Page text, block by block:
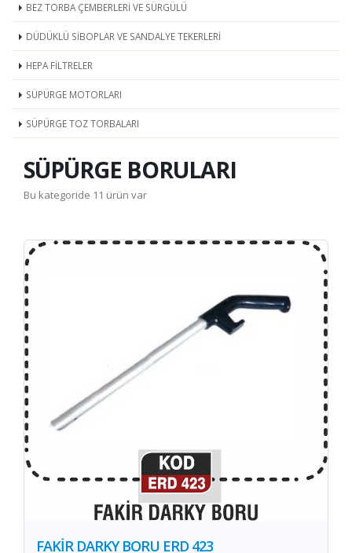
BEZ TORBA ÇEMBERLERİ VE SÜRGÜLÜ
DÜDÜKLÜ SİBOPLAR VE SANDALYE TEKERLERİ
HEPA FİLTRELER
SÜPÜRGE MOTORLARI
SÜPÜRGE TOZ TORBALARI
SÜPÜRGE BORULARI
Bu kategoride 11 ürün var
FAKİR DARKY BORU ERD 423